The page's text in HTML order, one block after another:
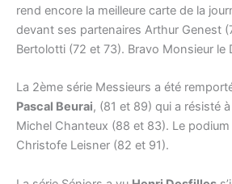
rend encore la meilleure carte de la
devant ses partenaires Arthur Genest
Bertolotti (72 et 73). Bravo Monsieur le
La 2ème série Messieurs a été
Pascal Beurai, (81 et 89) qui a résisté
Michel Chanteux (88 et 83). Le
Christofe Leisner (82 et 91).